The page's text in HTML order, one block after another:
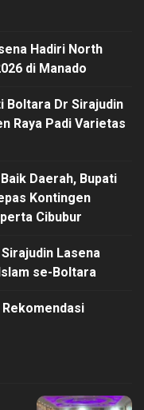
Hadiri North
di Manado
Boltara Dr Sirajudin
Raya Padi Varietas
Daerah, Bupati
Kontingen
Cibubur
Lasena
se-Boltara